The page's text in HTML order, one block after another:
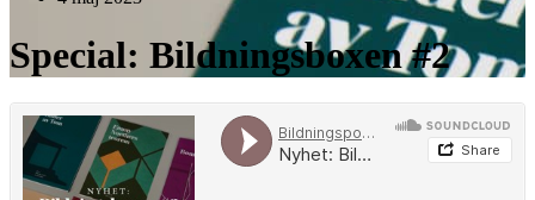
Special: Bildningsboxen #2